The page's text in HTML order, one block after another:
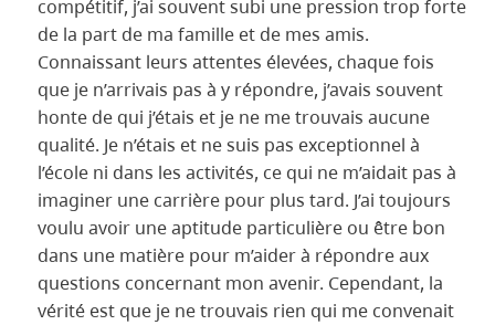
compétitif, j’ai souvent subi une pression trop forte
de la part de ma famille et de mes amis.
Connaissant leurs attentes élevées, chaque fois
que je n’arrivais pas à y répondre, j’avais souvent
honte de qui j’étais et je ne me trouvais aucune
qualité. Je n’étais et ne suis pas exceptionnel à
l’école ni dans les activités, ce qui ne m’aidait pas à
imaginer une carrière pour plus tard. J’ai toujours
voulu avoir une aptitude particulière ou être bon
dans une matière pour m’aider à répondre aux
questions concernant mon avenir. Cependant, la
vérité est que je ne trouvais rien qui me convenait